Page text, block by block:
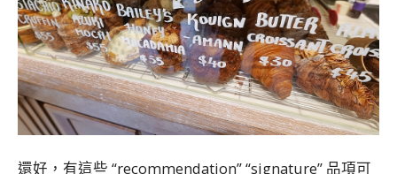
還好，有這些 “recommendation” “signature” 品項可